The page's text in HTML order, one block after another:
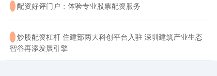
· ​配资好评门户：体验专业股票配资服务
· ​炒股配资杠杆 住建部两大科创平台入驻 深圳建筑产业生态
智谷再添发展引擎